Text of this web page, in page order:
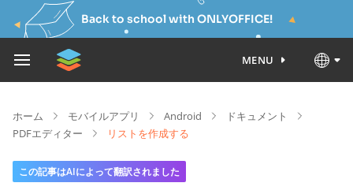
Back to school with ONLYOFFICE!
MENU
ホーム モバイルアプリ Android
ドキュメント
PDFエディター
リストを作成する
この記事はAIによって翻訳されました